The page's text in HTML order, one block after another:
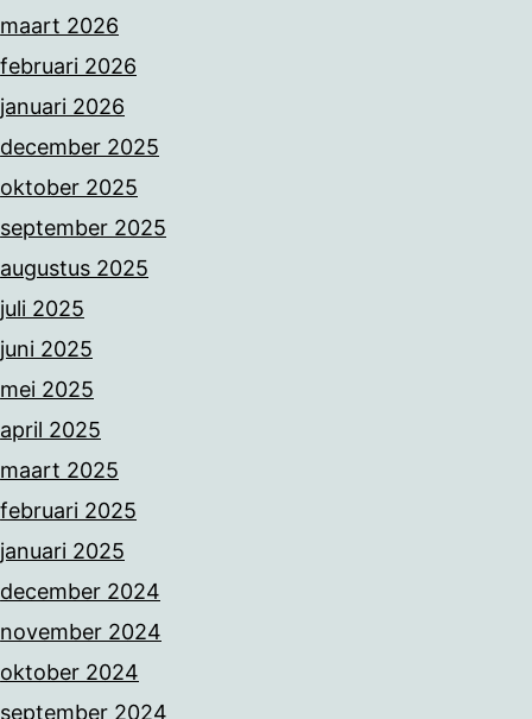
maart 2026
februari 2026
januari 2026
december 2025
oktober 2025
september 2025
augustus 2025
juli 2025
juni 2025
mei 2025
april 2025
maart 2025
februari 2025
januari 2025
december 2024
november 2024
oktober 2024
september 2024